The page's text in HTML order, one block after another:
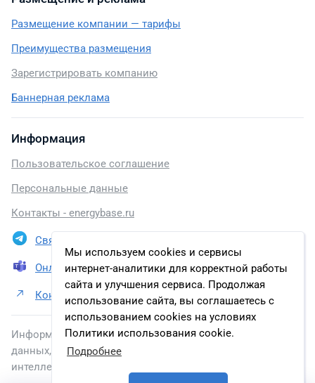
Мы используем cookies и сервисы
интернет-аналитики для корректной работы
сайта и улучшения сервиса. Продолжая
использование сайта, вы соглашаетесь с
использованием cookies на условиях
Политики использования cookie.
Подробнее
Размещение компании — тарифы
Преимущества размещения
Зарегистрировать компанию
Баннерная реклама
Информация
Пользовательское соглашение
Персональные данные
Контакты - energybase.ru
Связаться в Telegram
Онлайн презентация
Контакты ПАО «Газпром»
Информация, размещенная на сайте, включена в базу
данных, зарегистрированную в Федеральной службе по
интеллектуальной собственности.